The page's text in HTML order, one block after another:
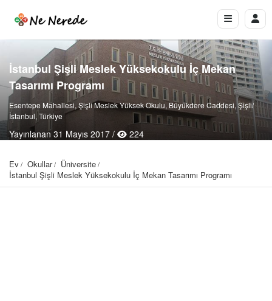
İstanbul Şişli Meslek Yüksekokulu İç Mekan
Tasarımı Programı
Esentepe Mahallesi, Şişli Meslek Yüksek Okulu, Büyükdere Caddesi, Şişli/
İstanbul, Türkiye
Yayınlanan 31 Mayıs 2017 / 224
Ev Okullar
Üniversite
İstanbul Şişli Meslek Yüksekokulu İç Mekan Tasarımı Programı